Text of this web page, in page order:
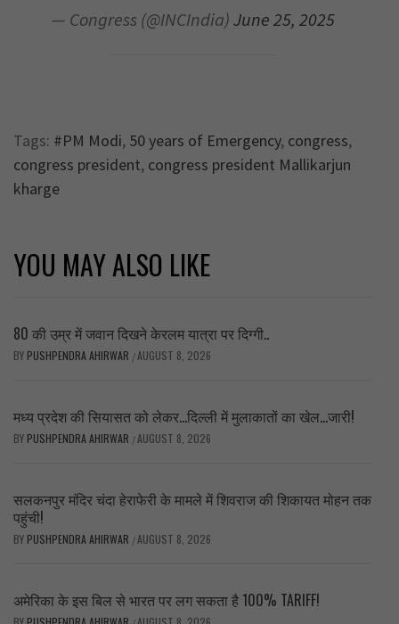
— Congress (@INCIndia)June 25, 2025
Tags: #PM Modi, 50 years of Emergency, congress,
congress president, congress president Mallikarjun
kharge
YOU MAY ALSO LIKE
80 की उम्र में जवान दिखने केरलम यात्रा पर दिग्गी..
BY PUSHPENDRA AHIRWAR /AUGUST 8, 2026
मध्य प्रदेश की सियासत को लेकर…दिल्ली में मुलाकातों का खेल…जारी!
BY PUSHPENDRA AHIRWAR /AUGUST 8, 2026
सलकनपुर मंदिर चंदा हेराफेरी के मामले में शिवराज की शिकायत मोहन तक
पहुंची!
BY PUSHPENDRA AHIRWAR /AUGUST 8, 2026
अमेरिका के इस बिल से भारत पर लग सकता है 100% TARIFF!